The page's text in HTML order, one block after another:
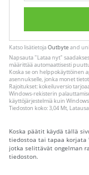
Katso lisätietojaOutbyteand
Napsauta"Lataa nyt"
määrittää automaattisesti
Koska se on helppokäyttöinen
asennukselle, jonka monet
Rajoitukset: kokeiluversio
Windows-rekisterin
käyttöjärjestelmiä kuin Windows
Tiedoston koko: 3,04 Mt,
Koska päätit käydä tällä
tiedostoa tai tapaa korjata
jotka selittävät ongelman
tiedoston.